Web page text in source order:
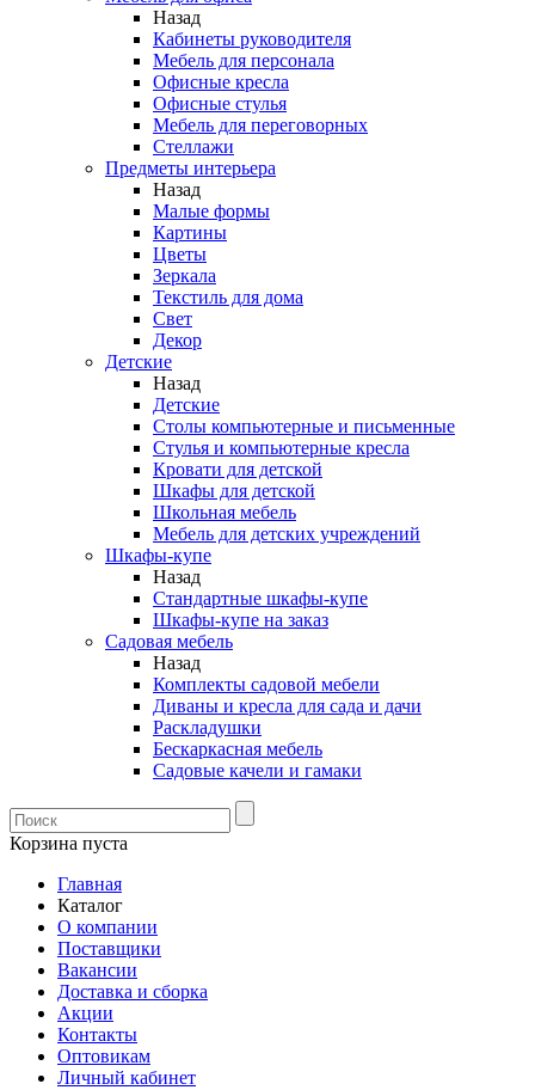
Назад
Кабинеты руководителя
Мебель для персонала
Офисные кресла
Офисные стулья
Мебель для переговорных
Стеллажи
Предметы интерьера
Назад
Малые формы
Картины
Цветы
Зеркала
Текстиль для дома
Свет
Декор
Детские
Назад
Детские
Столы компьютерные и письменные
Стулья и компьютерные кресла
Кровати для детской
Шкафы для детской
Школьная мебель
Мебель для детских учреждений
Шкафы-купе
Назад
Стандартные шкафы-купе
Шкафы-купе на заказ
Садовая мебель
Назад
Комплекты садовой мебели
Диваны и кресла для сада и дачи
Раскладушки
Бескаркасная мебель
Садовые качели и гамаки
Корзина пуста
Главная
Каталог
О компании
Поставщики
Вакансии
Доставка и сборка
Акции
Контакты
Оптовикам
Личный кабинет